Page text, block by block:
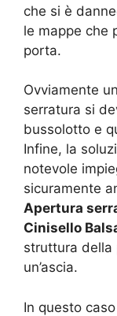
che si è
le mappe che
porta.
Ovviamente
serratura si
bussolotto e
Infine, la
notevole
sicuramente
Apertura
Cinisello
struttura della
un’ascia.
In questo